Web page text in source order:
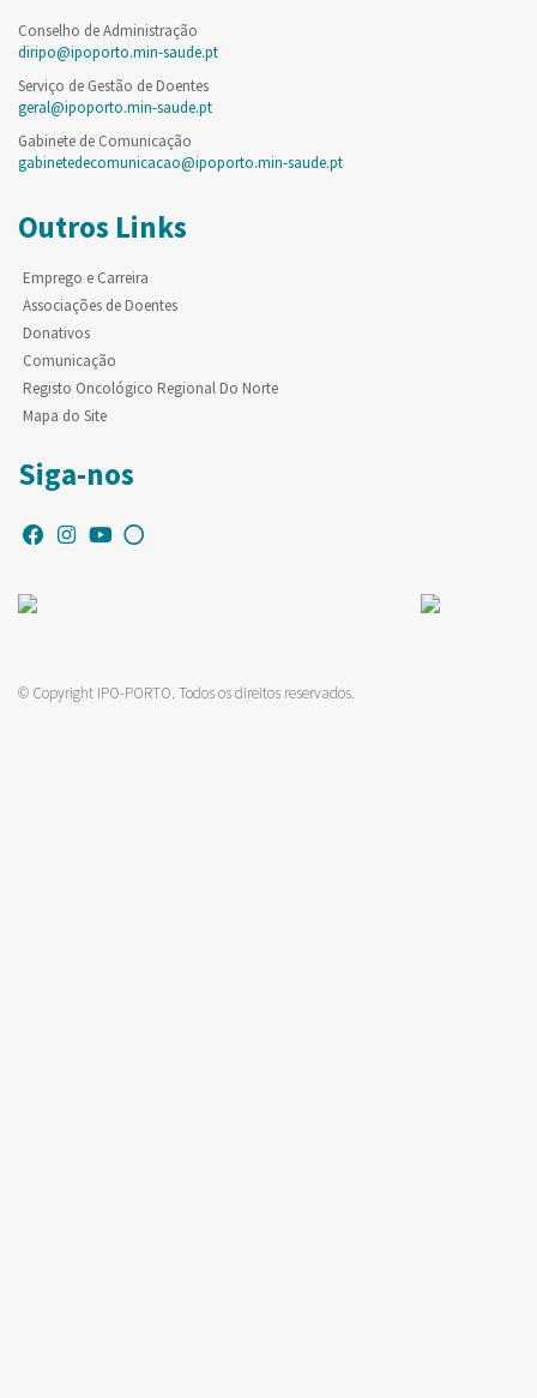
Conselho de Administração
diripo@ipoporto.min-saude.pt
Serviço de Gestão de Doentes
geral@ipoporto.min-saude.pt
Gabinete de Comunicação
gabinetedecomunicacao@ipoporto.min-saude.pt
Outros Links
Emprego e Carreira
Associações de Doentes
Donativos
Comunicação
Registo Oncológico Regional Do Norte
Mapa do Site
Siga-nos
© Copyright IPO-PORTO. Todos os direitos reservados.